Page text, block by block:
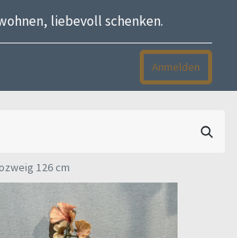
liebevoll schenken.
Anmelden
126 cm